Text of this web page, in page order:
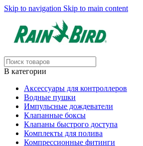
Skip to navigation Skip to main content
В категории
Аксессуары для контроллеров
Водные пушки
Импульсные дождеватели
Клапанные боксы
Клапаны быстрого доступа
Комплекты для полива
Компрессионные фитинги